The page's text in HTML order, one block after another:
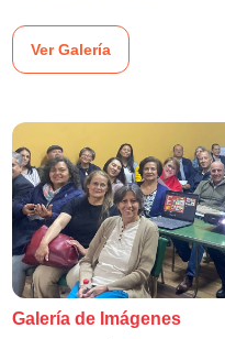
Ver Galería
Galería de Imágenes